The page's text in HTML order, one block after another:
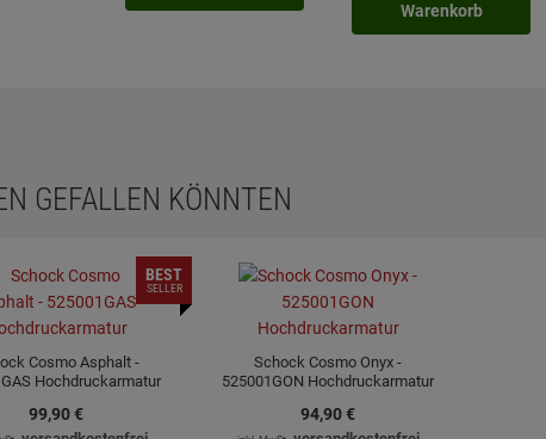
Warenkorb
GEFALLEN KÖNNTEN
Cosmo Asphalt -
Hochdruckarmatur
99,90€
BEST
SELLER
Schock Cosmo Onyx -
525001GON Hochdruckarmatur
94,90€